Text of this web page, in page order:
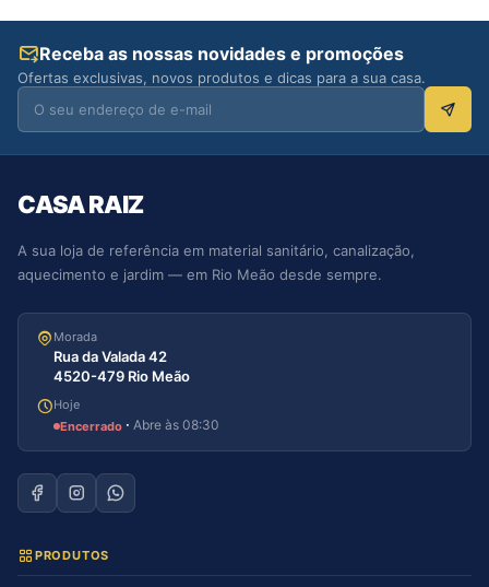
Receba as nossas novidades e promoções
Ofertas exclusivas, novos produtos e dicas para a sua casa.
CASA RAIZ
A sua loja de referência em material sanitário, canalização,
aquecimento e jardim — em Rio Meão desde sempre.
Morada
Rua da Valada 42
4520-479 Rio Meão
Hoje
Encerrado · Abre às 08:30
PRODUTOS